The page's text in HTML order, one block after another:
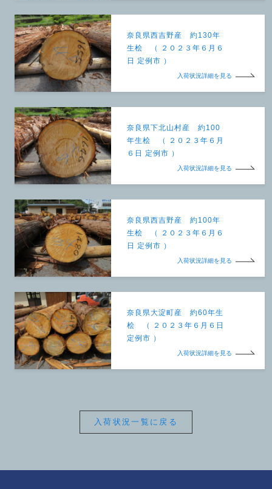
奈良県西吉野産 約130年
生桧 （ ２０２３年６月６
日 定例市 ）
入荷状況詳細を見る
奈良県下北山村産 約100
年生桧 （ ２０２３年６月
６日 定例市 ）
入荷状況詳細を見る
奈良県西吉野産 約100年
生桧 （ ２０２３年６月６
日 定例市 ）
入荷状況詳細を見る
奈良県大淀町産 約60年生
桧 （ ２０２３年６月６日
定例市 ）
入荷状況詳細を見る
入荷状況一覧に戻る